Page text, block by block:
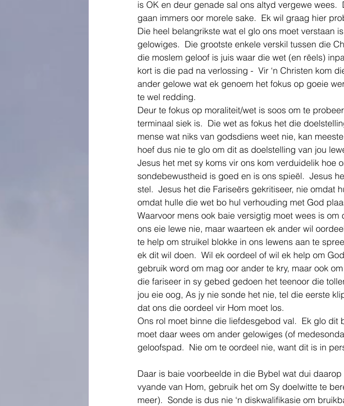
is OK en deur genade sal ons altyd vergewe wees.
gaan immers oor morele sake.  Ek wil graag hier
Die heel belangrikste wat el glo ons moet verstaan
gelowiges.  Die grootste enkele verskil tussen die
die moslem geloof is juis waar die wet (en rëels)
kort is die pad na verlossing -  Vir ‘n Christen kom
ander gelowe wat ek genoem het fokus op goeie
te wel redding.
Deur te fokus op moraliteit/wet is soos om te
terminaal siek is.  Die wet as fokus het die
mense wat niks van godsdiens weet nie, kan
hoef dus nie te glo om dit as doelstelling van jou
Jesus het met sy koms vir ons kom verduidelik hoe
sondebewustheid is goed en is ons spieël.  Jesus
stel.  Jesus het die Fariseërs gekritiseer, nie omdat
omdat hulle die wet bo hul verhouding met God
Waarvoor mens ook baie versigtig moet wees is
ons eie lewe nie, maar waarteen ek ander wil
te help om struikel blokke in ons lewens aan te
ek dit wil doen.  Wil ek oordeel of wil ek help om
gebruik word om mag oor ander te kry, maar ook
die fariseer in sy gebed gedoen het teenoor die
jou eie oog, As jy nie sonde het nie, tel die eerste
dat ons die oordeel vir Hom moet los.
Ons rol moet binne die liefdesgebod val.  Ek glo dit
moet daar wees om ander gelowiges (of
geloofspad.  Nie om te oordeel nie, want dit is in
Daar is baie voorbeelde in die Bybel wat dui
vyande van Hom, gebruik het om Sy doelwitte te
meer).  Sonde is dus nie ‘n diskwalifikasie om